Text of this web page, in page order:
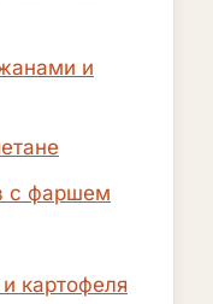
и
с фаршем
картофеля